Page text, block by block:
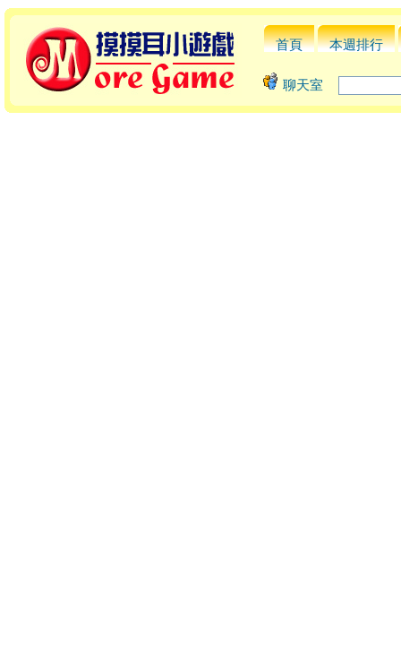
首頁 本週排行
聊天室